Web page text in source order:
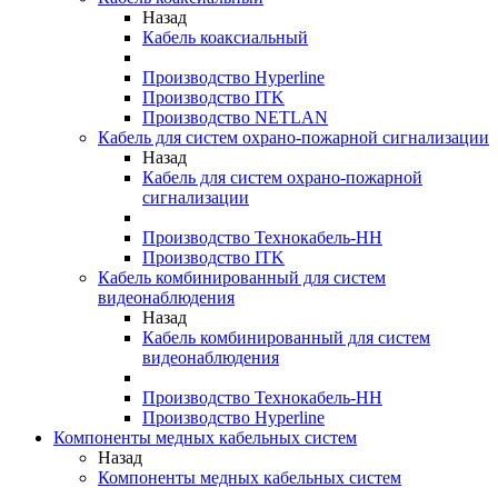
Назад
Кабель коаксиальный
Производство Hyperline
Производство ITK
Производство NETLAN
Кабель для систем охрано-пожарной сигнализации
Назад
Кабель для систем охрано-пожарной
сигнализации
Производство Технокабель-НН
Производство ITK
Кабель комбинированный для систем
видеонаблюдения
Назад
Кабель комбинированный для систем
видеонаблюдения
Производство Технокабель-НН
Производство Hyperline
Компоненты медных кабельных систем
Назад
Компоненты медных кабельных систем